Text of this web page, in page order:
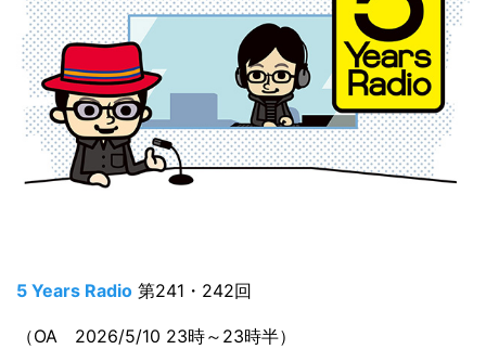
5 Years Radio 第241・242回
（OA 2026/5/10 23時～23時半）